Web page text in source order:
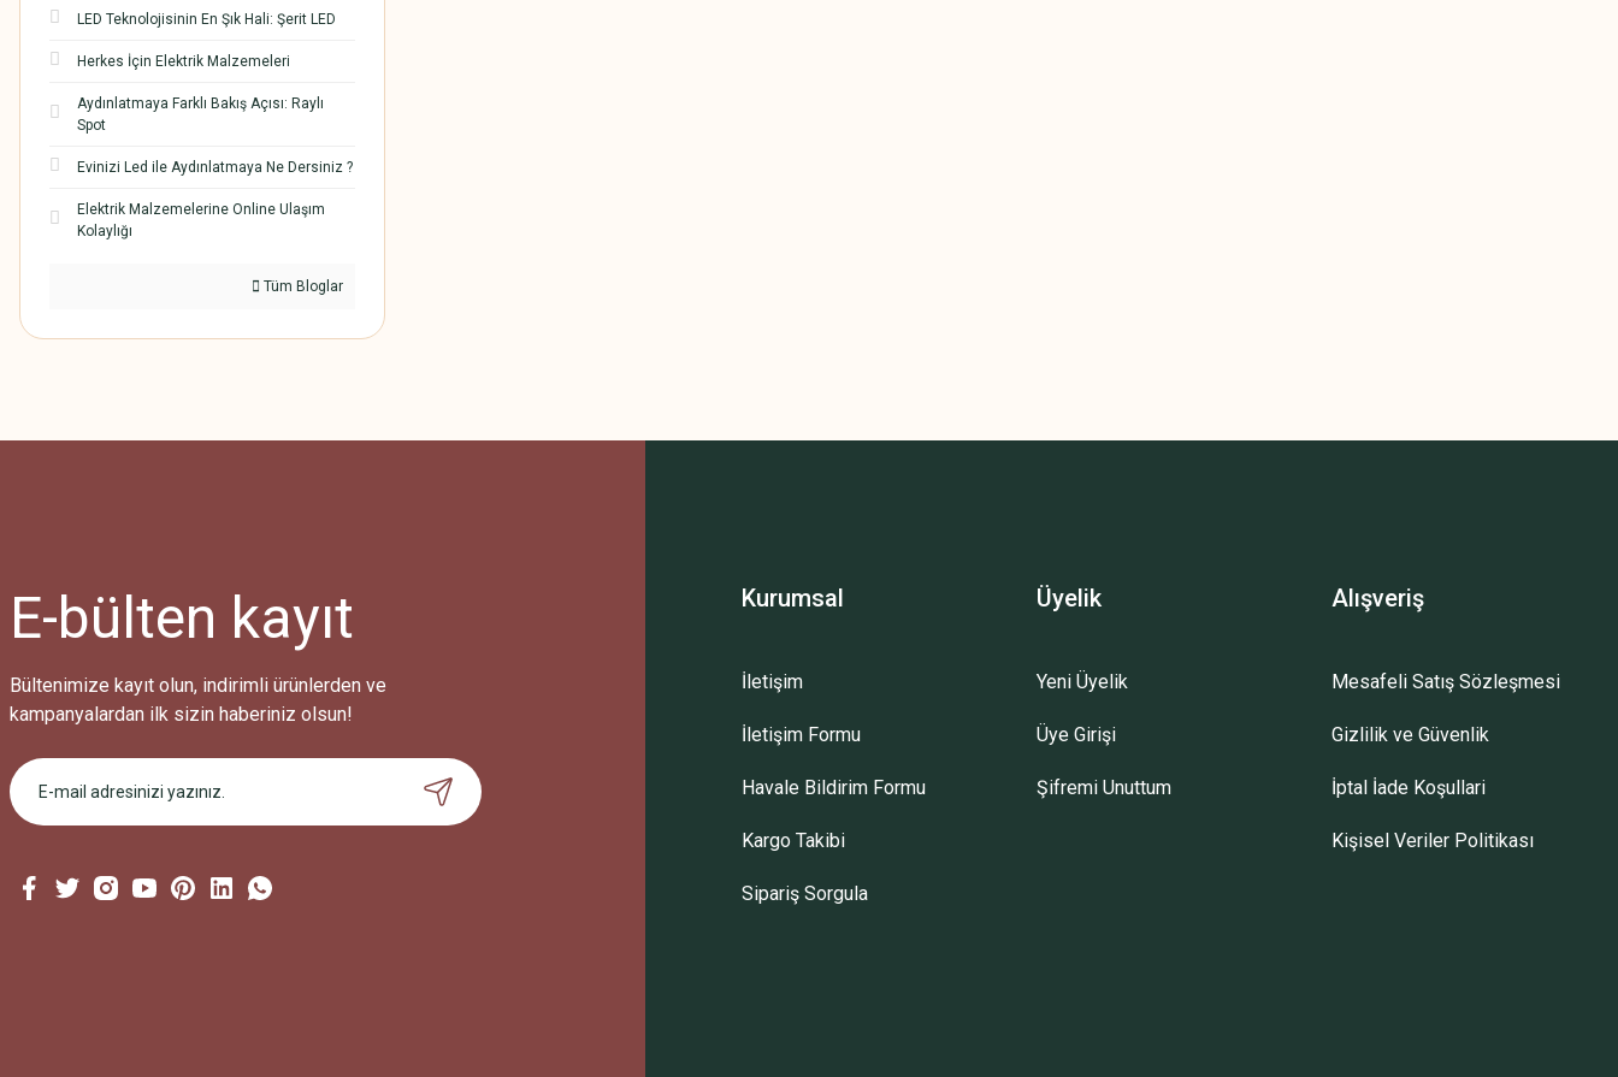
LED Teknolojisinin En Şık Hali: Şerit LED
Herkes İçin Elektrik Malzemeleri
Aydınlatmaya Farklı Bakış Açısı: Raylı
Spot
Evinizi Led ile Aydınlatmaya Ne Dersiniz ?
Elektrik Malzemelerine Online Ulaşım
Kolaylığı
Tüm Bloglar
E-bülten kayıt
Bültenimize kayıt olun, indirimli ürünlerden ve
kampanyalardan ilk sizin haberiniz olsun!
Kurumsal
İletişim
İletişim Formu
Havale Bildirim Formu
Kargo Takibi
Sipariş Sorgula
Üyelik
Yeni Üyelik
Üye Girişi
Şifremi Unuttum
Alışveriş
Mesafeli Satış Sözleşmesi
Gizlilik ve Güvenlik
İptal İade Koşullari
Kişisel Veriler Politikası